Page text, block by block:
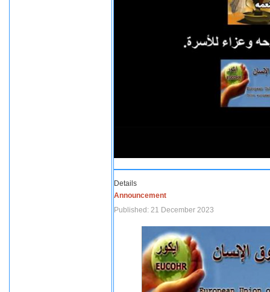
Details
Announcement
Published: 21 December 2023